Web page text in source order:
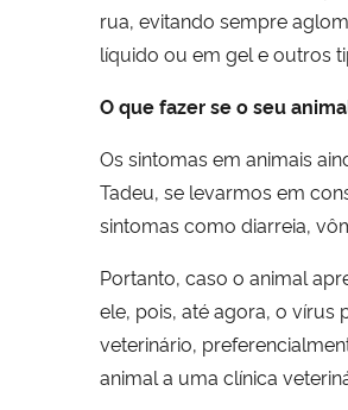
rua, evitando sempre
líquido ou em gel e outros
O que fazer se o seu
Os sintomas em animais
Tadeu, se levarmos em
sintomas como diarreia,
Portanto, caso o animal
ele, pois, até agora, o vírus
veterinário,
animal a uma clínica